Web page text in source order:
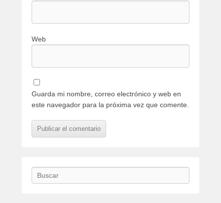
Web
Guarda mi nombre, correo electrónico y web en
este navegador para la próxima vez que comente.
Buscar